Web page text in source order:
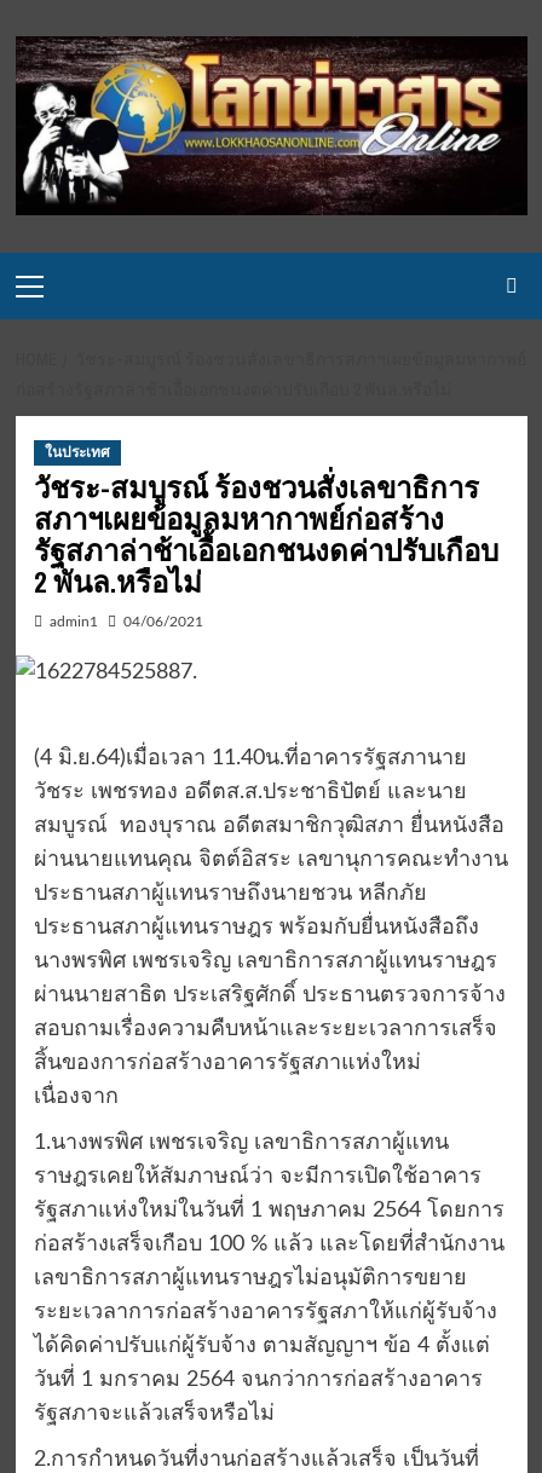
to
content
Menu
ในประเทศ
วัชระ-สมบูรณ์ ร้องชวนสั่งเลขาธิการ
สภาฯเผยข้อมูลมหากาพย์ก่อสร้าง
รัฐสภาล่าช้าเอื้อเอกชนงดค่าปรับเกือบ
2 พันล.หรือไม่
admin1 04/06/2021
(4 มิ.ย.64)เมื่อเวลา 11.40น.ที่อาคารรัฐสภานาย
วัชระ เพชรทอง อดีตส.ส.ประชาธิปัตย์ และนาย
สมบูรณ์ ทองบุราณ อดีตสมาชิกวุฒิสภา ยื่นหนังสือ
ผ่านนายแทนคุณ จิตต์อิสระ เลขานุการคณะทำงาน
ประธานสภาผู้แทนราษถึงนายชวน หลีกภัย
ประธานสภาผู้แทนราษฎร พร้อมกับยื่นหนังสือถึง
นางพรพิศ เพชรเจริญ เลขาธิการสภาผู้แทนราษฎร
ผ่านนายสาธิต ประเสริฐศักดิ์ ประธานตรวจการจ้าง
สอบถามเรื่องความคืบหน้าและระยะเวลาการเสร็จ
สิ้นของการก่อสร้างอาคารรัฐสภาแห่งใหม่
เนื่องจาก
1.นางพรพิศ เพชรเจริญ เลขาธิการสภาผู้แทน
ราษฎรเคยให้สัมภาษณ์ว่า จะมีการเปิดใช้อาคาร
รัฐสภาแห่งใหม่ในวันที่ 1 พฤษภาคม 2564 โดยการ
ก่อสร้างเสร็จเกือบ 100 % แล้ว และโดยที่สำนักงาน
เลขาธิการสภาผู้แทนราษฎรไม่อนุมัติการขยาย
ระยะเวลาการก่อสร้างอาคารรัฐสภาให้แก่ผู้รับจ้าง
ได้คิดค่าปรับแก่ผู้รับจ้าง ตามสัญญาฯ ข้อ 4 ตั้งแต่
วันที่ 1 มกราคม 2564 จนกว่าการก่อสร้างอาคาร
รัฐสภาจะแล้วเสร็จหรือไม่
2.การกำหนดวันที่งานก่อสร้างแล้วเสร็จ เป็นวันที่